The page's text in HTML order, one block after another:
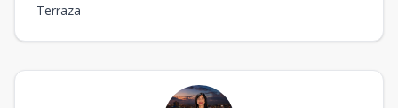
Terraza